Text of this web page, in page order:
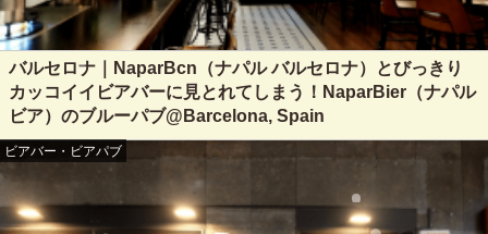
バルセロナ｜NaparBcn（ナパル バルセロナ）とびっきり
カッコイイビアバーに見とれてしまう！NaparBier（ナパル
ビア）のブルーパブ@Barcelona, Spain
ビアバー・ビアパブ